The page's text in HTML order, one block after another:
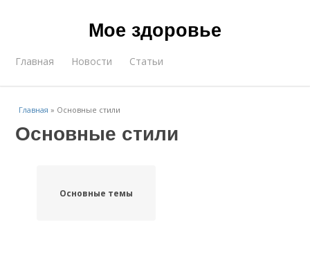
Мое здоровье
Главная Новости Статьи
Главная » Основные стили
Основные стили
Основные темы